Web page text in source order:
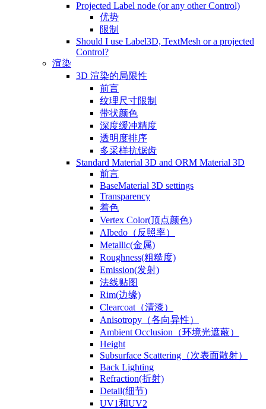
Projected Label node (or any other Control)
优势
限制
Should I use Label3D, TextMesh or a projected
Control?
渲染
3D 渲染的局限性
前言
纹理尺寸限制
带状颜色
深度缓冲精度
透明度排序
多采样抗锯齿
Standard Material 3D and ORM Material 3D
前言
BaseMaterial 3D settings
Transparency
着色
Vertex Color(顶点颜色)
Albedo（反照率）
Metallic(金属)
Roughness(粗糙度)
Emission(发射)
法线贴图
Rim(边缘)
Clearcoat（清漆）
Anisotropy（各向异性）
Ambient Occlusion（环境光遮蔽）
Height
Subsurface Scattering（次表面散射）
Back Lighting
Refraction(折射)
Detail(细节)
UV1和UV2